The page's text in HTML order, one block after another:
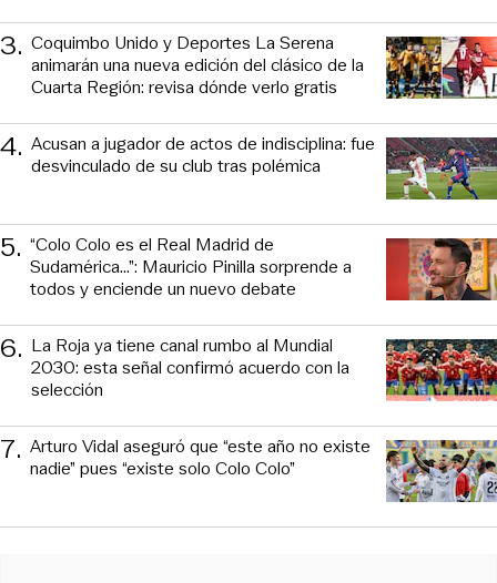
3. Coquimbo Unido y Deportes La Serena
animarán una nueva edición del clásico de la
Cuarta Región: revisa dónde verlo gratis
4. Acusan a jugador de actos de indisciplina: fue
desvinculado de su club tras polémica
5. “Colo Colo es el Real Madrid de
Sudamérica…”: Mauricio Pinilla sorprende a
todos y enciende un nuevo debate
6. La Roja ya tiene canal rumbo al Mundial
2030: esta señal confirmó acuerdo con la
selección
7. Arturo Vidal aseguró que “este año no existe
nadie” pues “existe solo Colo Colo”